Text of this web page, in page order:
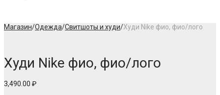
Магазин/Одежда/Свитшоты и худи/Худи Nike фио, фио/лого
Худи Nike фио, фио/лого
3,490.00 ₽